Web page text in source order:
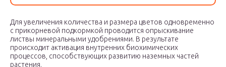
Для увеличения количества и размера цветов одновременно
с прикорневой подкормкой проводится опрыскивание
листвы минеральными удобрениями. В результате
происходит активация внутренних биохимических
процессов, способствующих развитию наземных частей
растения.